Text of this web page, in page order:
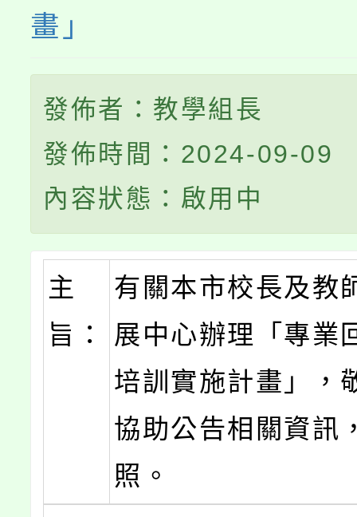
畫」
發佈者：教學組長
發佈時間：2024-09-09
內容狀態：啟用中
主
旨：
有關本市校長及教
展中心辦理「專業
培訓實施計畫」，
協助公告相關資訊
照。